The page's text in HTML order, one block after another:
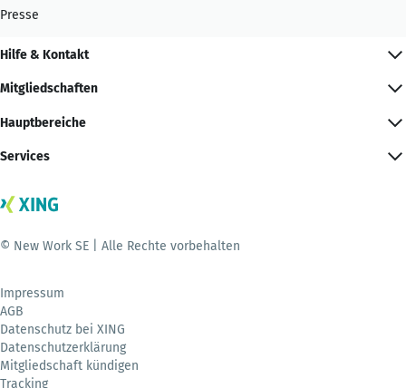
Presse
Hilfe & Kontakt
Mitgliedschaften
Hauptbereiche
Services
© New Work SE | Alle Rechte vorbehalten
Impressum
AGB
Datenschutz bei XING
Datenschutzerklärung
Mitgliedschaft kündigen
Tracking